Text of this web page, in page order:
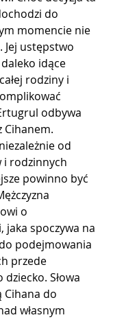
do
momencie nie
Jej ustępstwo
idące
rodziny i
odbywa
Cihanem.
od
i rodzinnych
powinno być
o
jaka spoczywa na
podejmowania
przede
Słowa
Cihana do
własnym